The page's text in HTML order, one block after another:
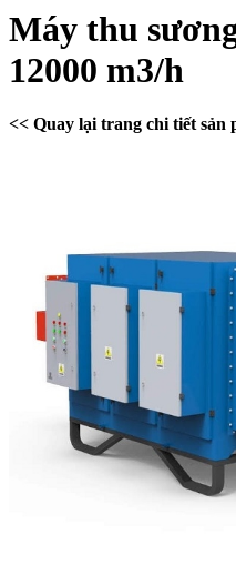
Máy thu
12000 m3/h
<< Quay lại trang chi tiết sản